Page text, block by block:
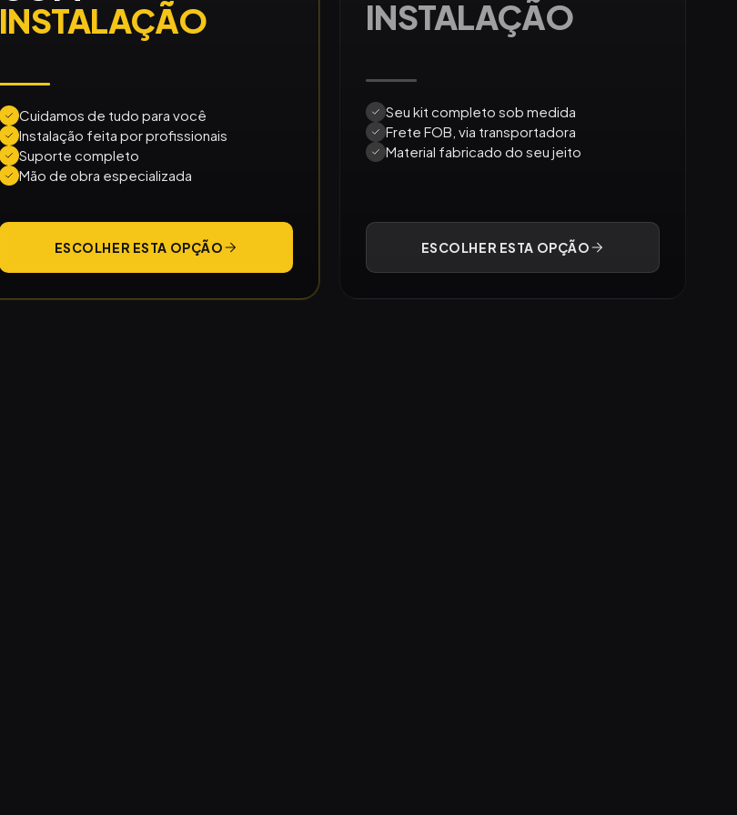
INSTALAÇÃO
Cuidamos de tudo para você
Instalação feita por profissionais
Suporte completo
Mão de obra especializada
ESCOLHER ESTA OPÇÃO
INSTALAÇÃO
Seu kit completo sob medida
Frete FOB, via transportadora
Material fabricado do seu jeito
ESCOLHER ESTA OPÇÃO